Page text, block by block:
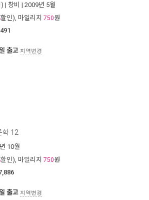
| 창비 | 2009년 5월
할인), 마일리지 750원
출고 지역변경
학 12
10월
할인), 마일리지 750원
출고 지역변경